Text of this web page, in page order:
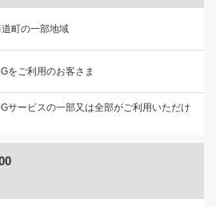
町の一部地域
をご利用のお客さま
サービスの一部又は全部がご利用いただけ